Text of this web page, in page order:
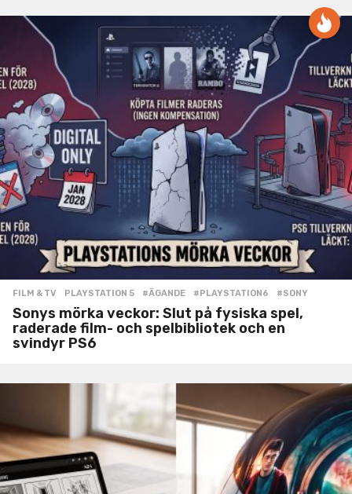
FILM & TV ,PLAYSTATION 5 #ÄGANDE ,#PLAYSTATION6 ,#SONY
Sonys mörka veckor: Slut på fysiska spel,
raderade film- och spelbibliotek och en
svindyr PS6